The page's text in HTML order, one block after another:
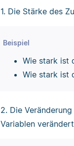
1. Die Stärke des
Beispiel
Wie stark ist
Wie stark ist
2. Die
Variablen